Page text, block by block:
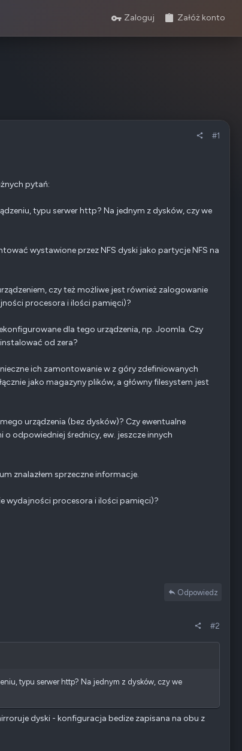
Zaloguj Załóż konto
#1
pytań:
typu serwer http? Na jednym z dysków, czy we
wystawione przez NFS dyski jako partycje NFS na
czy też możliwe jest również zalogowanie
procesora i ilości pamięci)?
dla tego urządzenia, np. Joomla. Czy
od zera?
ich zamontowanie w z góry zdefiniowanych
jako magazyny plików, a główny filesystem jest
urządzenia (bez dysków)? Czy ewentualne
odpowiedniej średnicy, ew. jeszcze innych
znalazłem sprzeczne informacje.
wydajności procesora i ilości pamięci)?
Odpowiedz
#2
typu serwer http? Na jednym z dysków, czy we
dyski - konfiguracja bedize zapisana na obu z